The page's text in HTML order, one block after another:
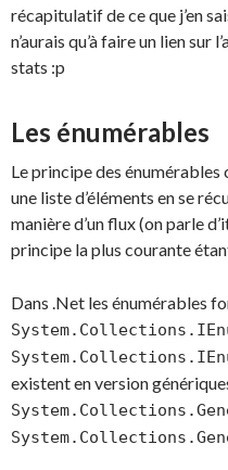
récapitulatif de ce que j’en
n’aurais qu’à faire un lien sur
stats :p
Les énumérables
Le principe des
une liste d’éléments en se
manière d’un flux (on parle
principe la plus courante
Dans .Net les énumérables
existent en version